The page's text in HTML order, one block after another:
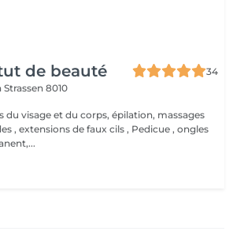
de beauté
34
Strassen 8010
du visage et du corps, épilation, massages
, extensions de faux cils , Pedicue , ongles